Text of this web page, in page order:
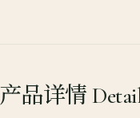
产品详情